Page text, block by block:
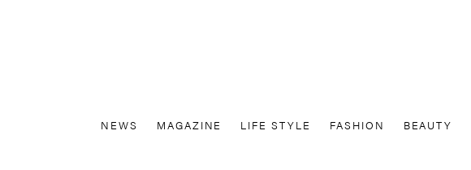
NEWS MAGAZINE LIFE STYLE FASHION BEAUTY